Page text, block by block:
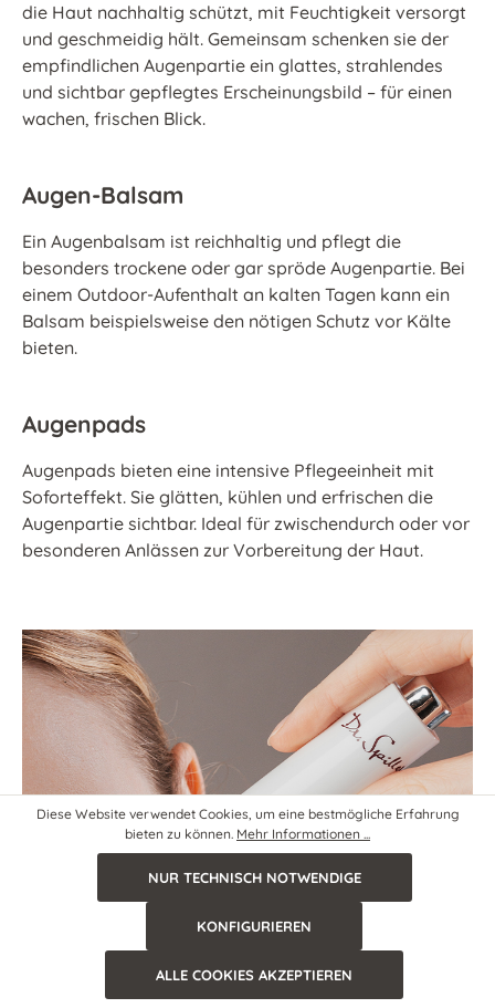
die Haut nachhaltig schützt, mit Feuchtigkeit versorgt
und geschmeidig hält. Gemeinsam schenken sie der
empfindlichen Augenpartie ein glattes, strahlendes
und sichtbar gepflegtes Erscheinungsbild – für einen
wachen, frischen Blick.
Augen-Balsam
Ein Augenbalsam ist reichhaltig und pflegt die
besonders trockene oder gar spröde Augenpartie. Bei
einem Outdoor-Aufenthalt an kalten Tagen kann ein
Balsam beispielsweise den nötigen Schutz vor Kälte
bieten.
Augenpads
Augenpads bieten eine intensive Pflegeeinheit mit
Soforteffekt. Sie glätten, kühlen und erfrischen die
Augenpartie sichtbar. Ideal für zwischendurch oder vor
besonderen Anlässen zur Vorbereitung der Haut.
Diese Website verwendet Cookies, um eine bestmögliche Erfahrung
bieten zu können. Mehr Informationen ...
NUR TECHNISCH NOTWENDIGE
KONFIGURIEREN
ALLE COOKIES AKZEPTIEREN